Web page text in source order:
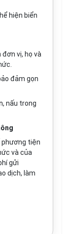
hiện biển
vị, họ và
đảm gọn
nấu trong
phương tiện
và của
gửi
dịch, làm